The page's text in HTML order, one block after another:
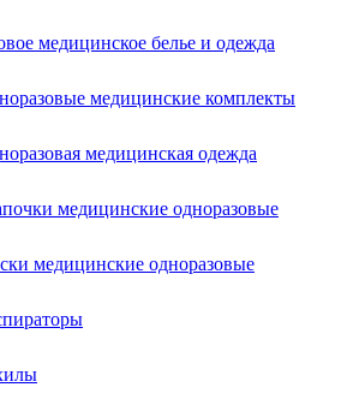
медицинское белье и одежда
медицинские комплекты
медицинская одежда
медицинские одноразовые
медицинские одноразовые